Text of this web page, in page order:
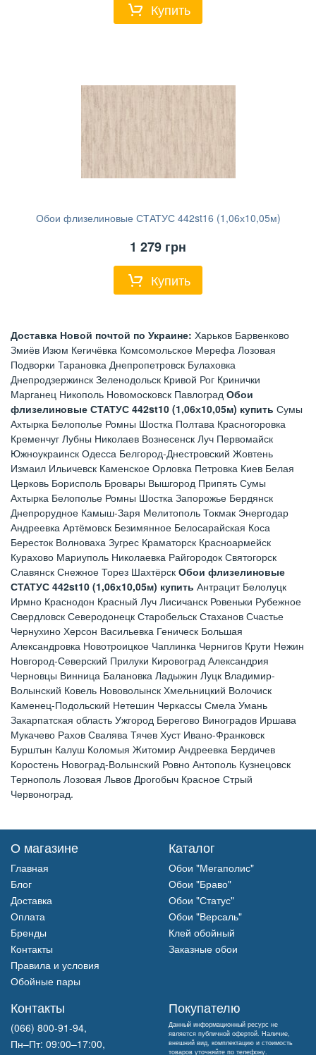
Купить
Обои флизелиновые СТАТУС 442st16 (1,06х10,05м)
1 279 грн
Купить
Доставка Новой почтой по Украине: Харьков Барвенково
Змиёв Изюм Кегичёвка Комсомольское Мерефа Лозовая
Подворки Тарановка Днепропетровск Булаховка
Днепродзержинск Зеленодольск Кривой Рог Кринички
Марганец Никополь Новомосковск Павлоград Обои
флизелиновые СТАТУС 442st10 (1,06х10,05м) купить Сумы
Ахтырка Белополье Ромны Шостка Полтава Красногоровка
Кременчуг Лубны Николаев Вознесенск Луч Первомайск
Южноукраинск Одесса Белгород-Днестровский Жовтень
Измаил Ильичевск Каменское Орловка Петровка Киев Белая
Церковь Борисполь Бровары Вышгород Припять Сумы
Ахтырка Белополье Ромны Шостка Запорожье Бердянск
Днепрорудное Камыш-Заря Мелитополь Токмак Энергодар
Андреевка Артёмовск Безимянное Белосарайская Коса
Бересток Волноваха Зугрес Краматорск Красноармейск
Курахово Мариуполь Николаевка Райгородок Святогорск
Славянск Снежное Торез Шахтёрск Обои флизелиновые
СТАТУС 442st10 (1,06х10,05м) купить Антрацит Белолуцк
Ирмно Краснодон Красный Луч Лисичанск Ровеньки Рубежное
Свердловск Северодонецк Старобельск Стаханов Счастье
Чернухино Херсон Васильевка Геническ Большая
Александровка Новотроицкое Чаплинка Чернигов Крути Нежин
Новгород-Северский Прилуки Кировоград Александрия
Черновцы Винница Балановка Ладыжин Луцк Владимир-
Волынский Ковель Нововолынск Хмельницкий Волочиск
Каменец-Подольский Нетешин Черкассы Смела Умань
Закарпатская область Ужгород Берегово Виноградов Иршава
Мукачево Рахов Свалява Тячев Хуст Ивано-Франковск
Бурштын Калуш Коломыя Житомир Андреевка Бердичев
Коростень Новоград-Волынский Ровно Антополь Кузнецовск
Тернополь Лозовая Львов Дрогобыч Красное Стрый
Червоноград.
О магазине
Главная
Блог
Доставка
Оплата
Бренды
Контакты
Правила и условия
Обойные пары
Каталог
Обои "Мегаполис"
Обои "Браво"
Обои "Статус"
Обои "Версаль"
Клей обойный
Заказные обои
Контакты
(066) 800-91-94,
Пн–Пт: 09:00–17:00,
Покупателю
Данный информационный ресурс не
является публичной офертой. Наличие,
внешний вид, комплектацию и стоимость
товаров уточняйте по телефону.